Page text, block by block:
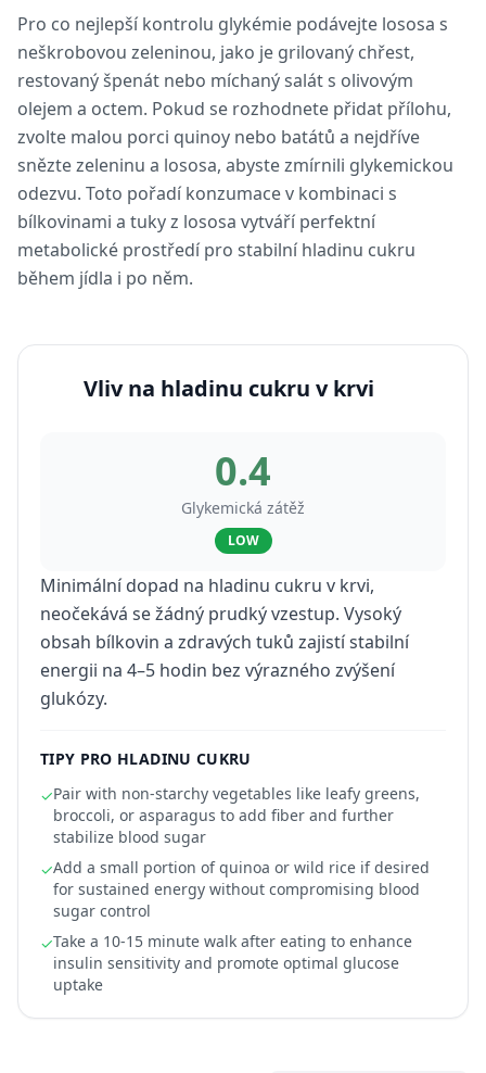
Pro co nejlepší kontrolu glykémie podávejte lososa s
neškrobovou zeleninou, jako je grilovaný chřest,
restovaný špenát nebo míchaný salát s olivovým
olejem a octem. Pokud se rozhodnete přidat přílohu,
zvolte malou porci quinoy nebo batátů a nejdříve
snězte zeleninu a lososa, abyste zmírnili glykemickou
odezvu. Toto pořadí konzumace v kombinaci s
bílkovinami a tuky z lososa vytváří perfektní
metabolické prostředí pro stabilní hladinu cukru
během jídla i po něm.
Vliv na hladinu cukru v krvi
0.4
Glykemická zátěž
LOW
Minimální dopad na hladinu cukru v krvi,
neočekává se žádný prudký vzestup. Vysoký
obsah bílkovin a zdravých tuků zajistí stabilní
energii na 4–5 hodin bez výrazného zvýšení
glukózy.
TIPY PRO HLADINU CUKRU
✓Pair with non-starchy vegetables like leafy greens,
broccoli, or asparagus to add fiber and further
stabilize blood sugar
✓Add a small portion of quinoa or wild rice if desired
for sustained energy without compromising blood
sugar control
✓Take a 10-15 minute walk after eating to enhance
insulin sensitivity and promote optimal glucose
uptake